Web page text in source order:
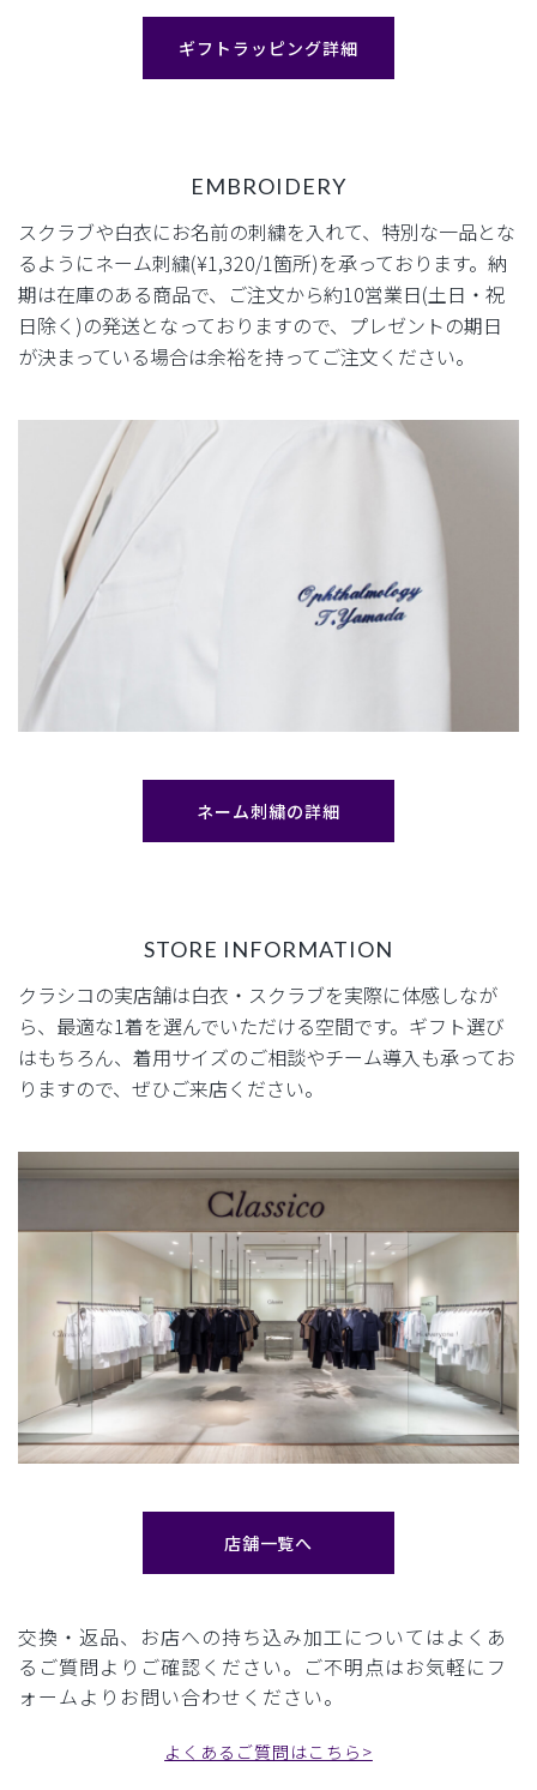
ギフトラッピング詳細
EMBROIDERY
スクラブや白衣にお名前の刺繍を入れて、特別な一品とな
るようにネーム刺繍(¥1,320/1箇所)を承っております。 納
期は在庫のある商品で、ご注文から約10営業日(土日・祝
日除く)の発送となっておりますので、 プレゼントの期日
が決まっている場合は余裕を持ってご注文ください。
ネーム刺繍の詳細
STORE INFORMATION
クラシコの実店舗は白衣・スクラブを実際に体感しなが
ら、最適な1着を選んでいただける空間です。 ギフト選び
はもちろん、着用サイズのご相談やチーム導入も承ってお
りますので、ぜひご来店ください。
店舗一覧へ
交換・返品、お店への持ち込み加工についてはよくあ
るご質問よりご確認ください。 ご不明点はお気軽にフ
ォームよりお問い合わせください。
よくあるご質問はこちら>